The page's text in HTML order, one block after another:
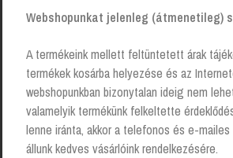
Webshopunkat jelenleg (átmenetileg)
A termékeink mellett feltüntetett árak
termékek kosárba helyezése és az
webshopunkban bizonytalan ideig nem
valamelyik termékünk felkeltette
lenne iránta, akkor a telefonos és e-
állunk kedves vásárlóink rendelkezésére.